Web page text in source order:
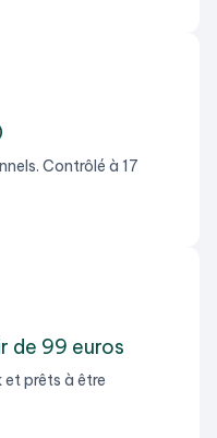
Contrôlé à 17
de 99 euros
prêts à être